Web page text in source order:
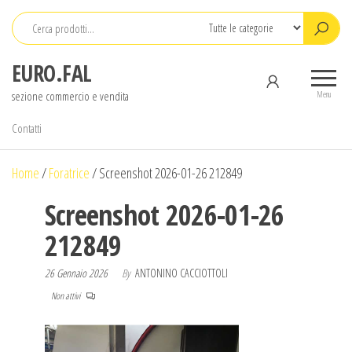
Salta
contenuto
EURO.FAL
sezione commercio e vendita Menu
Contatti
Home/Foratrice/Screenshot 2026-01-26 212849
Screenshot 2026-01-26
212849
26 Gennaio 2026 By ANTONINO CACCIOTTOLI
Non attivi